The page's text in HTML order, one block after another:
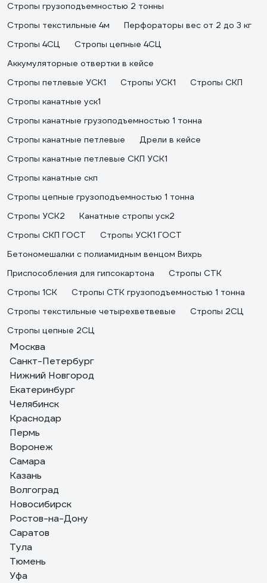
Стропы грузоподъемностью 2 тонны
Стропы текстильные 4м
Перфораторы вес от 2 до 3 кг
Стропы 4СЦ
Стропы цепные 4СЦ
Аккумуляторные отвертки в кейсе
Стропы петлевые УСК1
Стропы УСК1
Стропы СКП
Стропы канатные уск1
Стропы канатные грузоподъемностью 1 тонна
Стропы канатные петлевые
Дрели в кейсе
Стропы канатные петлевые СКП УСК1
Стропы канатные скп
Стропы цепные грузоподъемностью 1 тонна
Стропы УСК2
Канатные стропы уск2
Стропы СКП ГОСТ
Стропы УСК1 ГОСТ
Бетономешалки с полиамидным венцом Вихрь
Приспособления для гипсокартона
Стропы СТК
Стропы 1СК
Стропы СТК грузоподъемностью 1 тонна
Стропы текстильные четырехветвевые
Стропы 2СЦ
Стропы цепные 2СЦ
Москва
Санкт-Петербург
Нижний Новгород
Екатеринбург
Челябинск
Краснодар
Пермь
Воронеж
Самара
Казань
Волгоград
Новосибирск
Ростов-на-Дону
Саратов
Тула
Тюмень
Уфа